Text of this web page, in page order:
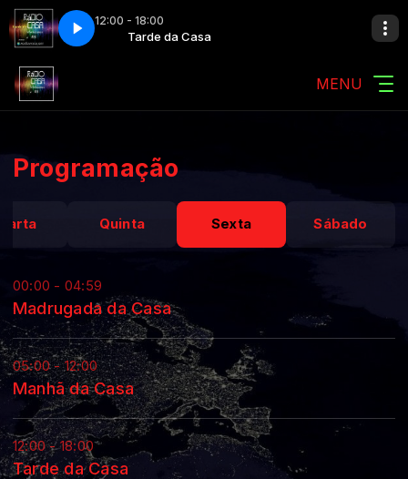
12:00 - 18:00
Casa Tarde da Casa
and Miss Pet Shop Boys - Hit and Miss
MENU
Programação
Quinta Sexta Sábado
00:00 - 04:59
Madrugada da Casa
05:00 - 12:00
Manhã da Casa
12:00 - 18:00
Tarde da Casa